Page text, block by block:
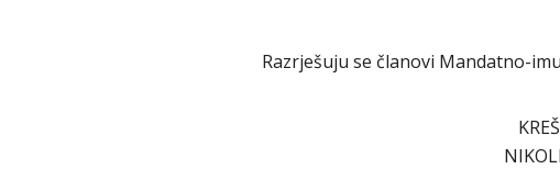
Razrješuju se članovi Mandatno-